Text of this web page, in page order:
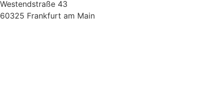
Westendstraße 43
60325 Frankfurt am Main